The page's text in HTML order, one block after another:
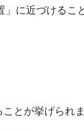
に近づける
とが挙げられま